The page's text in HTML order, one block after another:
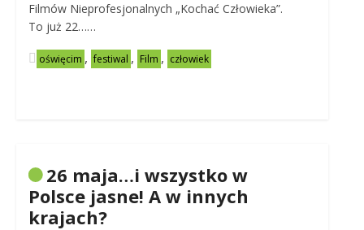
Filmów Nieprofesjonalnych „Kochać Człowieka”.
To już 22……
oświęcim , festiwal , Film , człowiek
26 maja…i wszystko w
Polsce jasne! A w innych
krajach?